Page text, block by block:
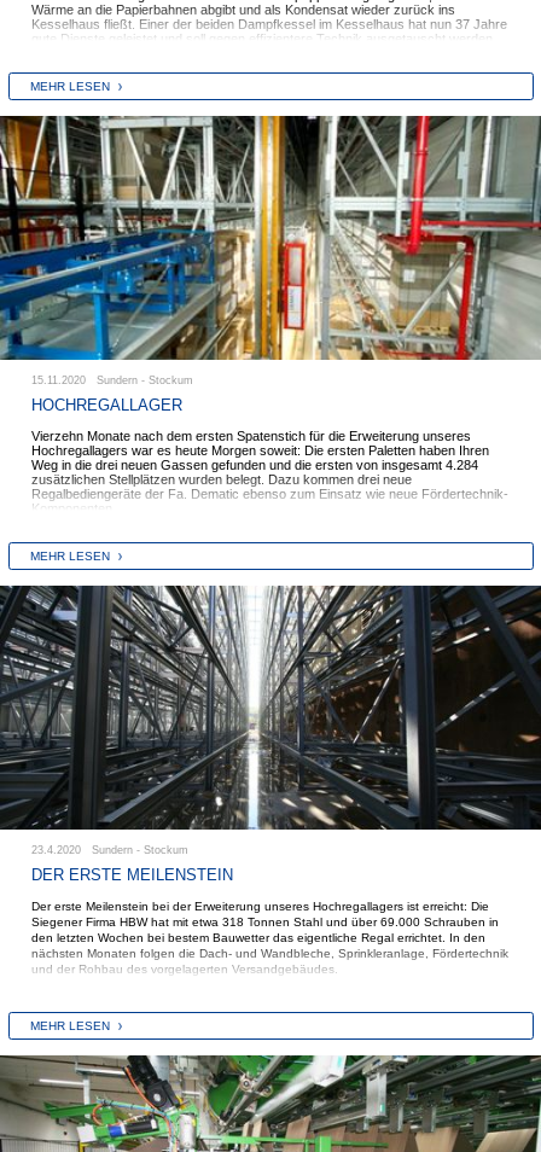
Wärme an die Papierbahnen abgibt und als Kondensat wieder zurück ins
Kesselhaus fließt. Einer der beiden Dampfkessel im Kesselhaus hat nun 37 Jahre
gute Dienste geleistet und soll gegen effizientere Technik ausgetauscht werden.
Stärkesilos und ein größerer Vorratstank für unsere Sprinkleranlage.
Felsanteils sehr mühsam, so dass die Bagger der Fa. Hilgenroth manchmal in einer
regelrechten Mondlandschaft agieren.
MEHR LESEN
15.11.2020 Sundern - Stockum
HOCHREGALLAGER
Vierzehn Monate nach dem ersten Spatenstich für die Erweiterung unseres
Hochregallagers war es heute Morgen soweit: Die ersten Paletten haben Ihren
Weg in die drei neuen Gassen gefunden und die ersten von insgesamt 4.284
zusätzlichen Stellplätzen wurden belegt. Dazu kommen drei neue
Regalbediengeräte der Fa. Dematic ebenso zum Einsatz wie neue Fördertechnik-
Komponenten.
direktem Zugriff auf jede einzelne Palette. Nicht mitgezählt sind hier nochmal mehrere
tausend Paletten in den diversen Blocklägern, die per Gabelstapler bedient werden.
MEHR LESEN
23.4.2020 Sundern - Stockum
DER ERSTE MEILENSTEIN
Der erste Meilenstein bei der Erweiterung unseres Hochregallagers ist erreicht: Die
Siegener Firma HBW hat mit etwa 318 Tonnen Stahl und über 69.000 Schrauben in
den letzten Wochen bei bestem Bauwetter das eigentliche Regal errichtet. In den
nächsten Monaten folgen die Dach- und Wandbleche, Sprinkleranlage, Fördertechnik
und der Rohbau des vorgelagerten Versandgebäudes.
MEHR LESEN